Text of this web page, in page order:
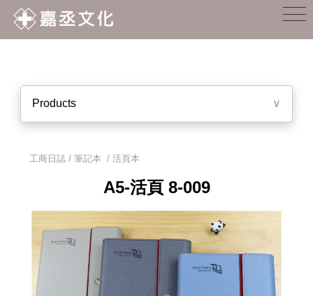
Products ∨
工商日誌 / 筆記本 /活頁本
A5-活頁 8-009